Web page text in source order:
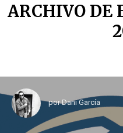
ARCHIVO DE
porDani García